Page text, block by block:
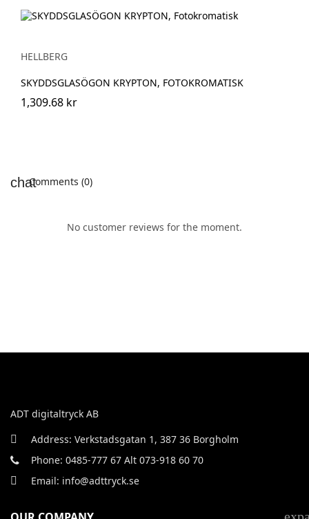
HELLBERG
SKYDDSGLASÖGON KRYPTON, FOTOKROMATISK
1,309.68 kr
Comments (0)
No customer reviews for the moment.
ADT digitaltryck AB
Address: Verkstadsgatan 1, 387 36 Borgholm
Phone: 0485-777 67 Alt 073-918 60 70
Email: info@adttryck.se